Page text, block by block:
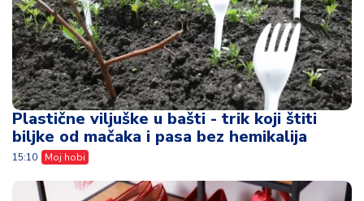
Plastične viljuške u bašti - trik koji štiti
biljke od mačaka i pasa bez hemikalija
15:10 Moj hobi